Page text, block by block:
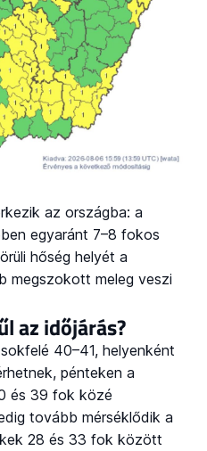
az országba: a
egyaránt 7–8 fokos
hőség helyét a
megszokott meleg veszi
az időjárás?
40–41, helyenként
pénteken a
és 39 fok közé
tovább mérséklődik a
28 és 33 fok között